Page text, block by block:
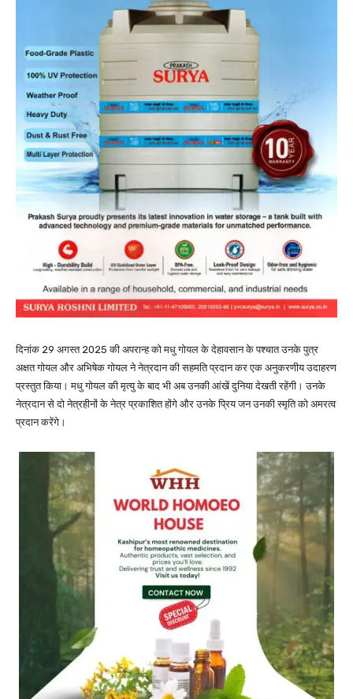
दिनांक 29 अगस्त 2025 की अपरान्ह को मधु गोयल के देहावसान के पश्चात उनके पुत्र
अक्षत गोयल और अभिषेक गोयल ने नेत्रदान की सहमति प्रदान कर एक अनुकरणीय उदाहरण
प्रस्तुत किया। मधु गोयल की मृत्यु के बाद भी अब उनकी आंखें दुनिया देखती रहेंगी। उनके
नेत्रदान से दो नेत्रहीनों के नेत्र प्रकाशित होंगे और उनके प्रिय जन उनकी स्मृति को अमरत्व
प्रदान करेंगे।